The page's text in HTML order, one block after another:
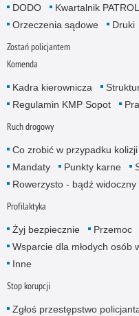
DODO
Kwartalnik PATROL
Orzeczenia sądowe
Druki
Zostań policjantem
Komenda
Kadra kierownicza
Regulamin KMP Sopot
Ruch drogowy
Co zrobić w przypadku kolizji
Mandaty
Punkty karne
Rowerzysto - bądź widoczny
Profilaktyka
Żyj bezpiecznie
Przemoc
Wsparcie dla młodych osób
Inne
Stop korupcji
Zgłoś przestępstwo